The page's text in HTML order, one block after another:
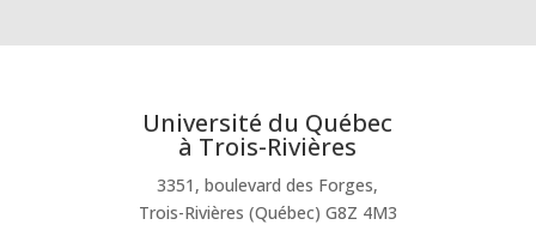
Université du Québec
à Trois-Rivières
3351, boulevard des Forges,
Trois-Rivières (Québec) G8Z 4M3